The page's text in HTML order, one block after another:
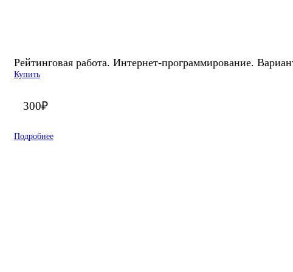
Рейтинговая работа. Интернет-программирование.
Купить
300₽
Подробнее